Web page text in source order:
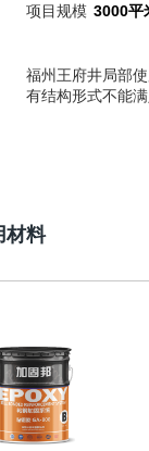
项目规模 3000平
福州王府井局部
有结构形式不能
材料